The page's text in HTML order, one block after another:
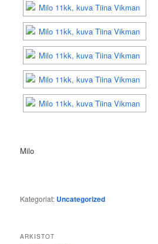
Milo
Kategoriat: Uncategorized
ARKISTOT